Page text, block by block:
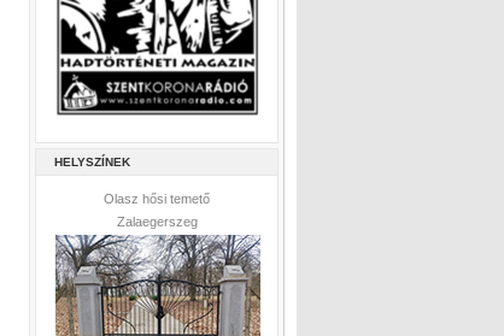
HELYSZÍNEK
Olasz hősi temető
Zalaegerszeg